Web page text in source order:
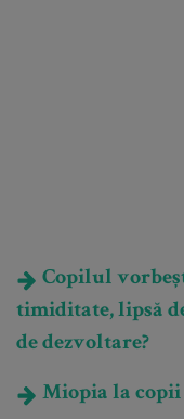
Copilul
timiditate, lipsă
de dezvoltare?
Miopia la copii